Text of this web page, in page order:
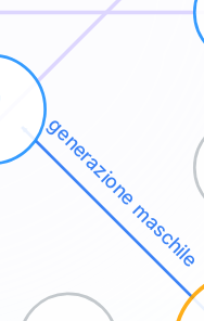
generazione maschile